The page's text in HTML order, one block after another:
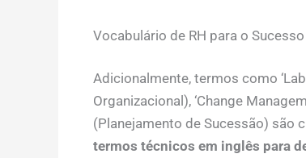
Vocabulário de RH para o
Adicionalmente, termos como
Organizacional), ‘Change
(Planejamento de Sucessão) são
termos técnicos em inglês para